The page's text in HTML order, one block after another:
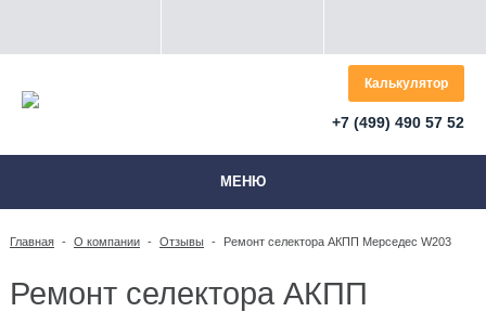
Калькулятор
+7 (499) 490 57 52
МЕНЮ
Главная - О компании - Отзывы - Ремонт селектора АКПП Мерседес W203
Ремонт селектора АКПП